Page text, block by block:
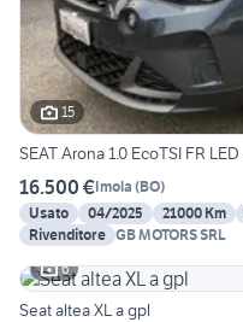
15
SEAT Arona 1.0 EcoTSI FR
16.500 €Imola (BO)
Usato
04/2025 21000 Km
Rivenditore GB MOTORS SRL
6
Seat altea XL a gpl